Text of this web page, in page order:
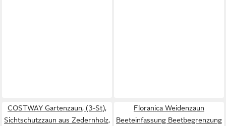
COSTWAY Gartenzaun, (3-St),
Sichtschutzzaun aus Zedernholz,
Floranica Weidenzaun
Beeteinfassung Beetbegrenzung